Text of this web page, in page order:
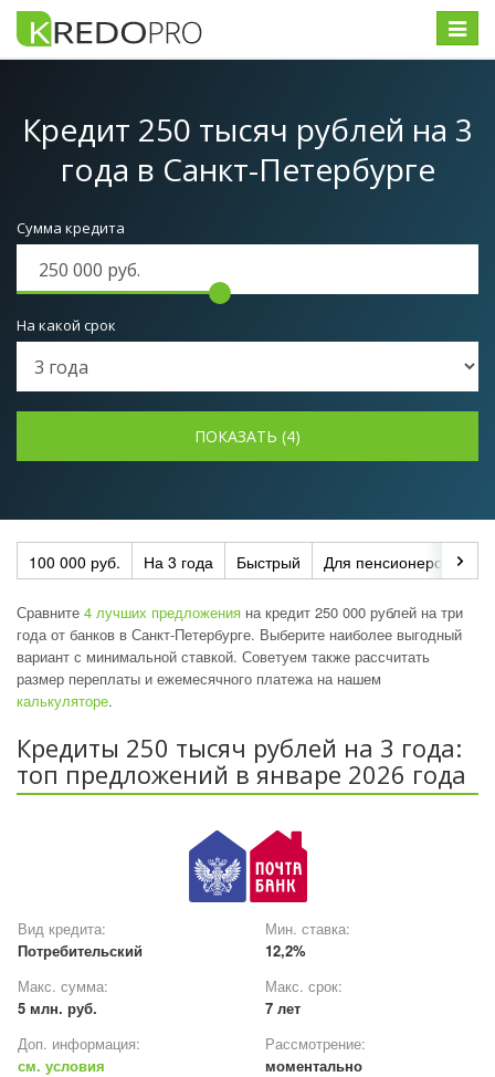
Меню
Кредит 250 тысяч рублей на 3
года в Санкт-Петербурге
Сумма кредита
На какой срок
100 000 руб. На 3 года Быстрый Для пенсионеров
Сравните 4 лучших предложения на кредит 250 000 рублей на три
года от банков в Санкт-Петербурге. Выберите наиболее выгодный
вариант с минимальной ставкой. Советуем также рассчитать
размер переплаты и ежемесячного платежа на нашем
калькуляторе.
Кредиты 250 тысяч рублей на 3 года:
топ предложений в январе 2026 года
Вид кредита:
Потребительский
Мин. ставка:
12,2%
Макс. сумма:
5 млн. руб.
Макс. срок:
7 лет
Доп. информация:
см. условия
Рассмотрение:
моментально